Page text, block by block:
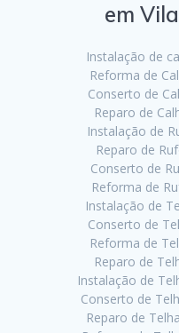
em
Instalação de
Reforma de
Conserto de
Reparo de
Instalação de
Reparo de
Conserto de
Reforma de
Instalação de
Conserto de
Reforma de
Reparo de
Instalação de
Conserto de
Reparo de